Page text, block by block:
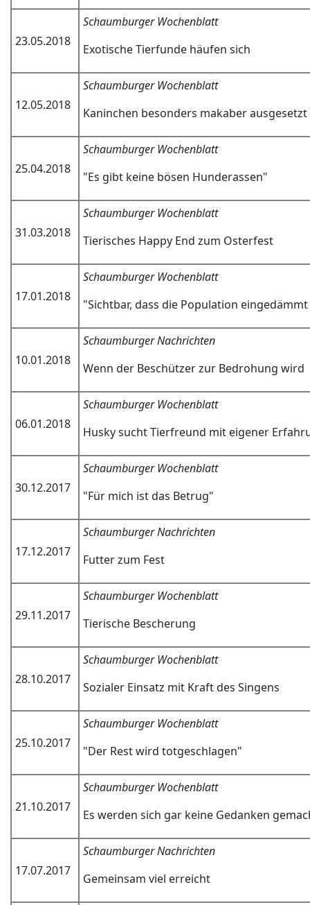
23.05.2018
Schaumburger Wochenblatt
Exotische Tierfunde häufen sich
12.05.2018
Schaumburger Wochenblatt
Kaninchen besonders makaber ausgesetzt
25.04.2018
Schaumburger Wochenblatt
"Es gibt keine bösen Hunderassen"
31.03.2018
Schaumburger Wochenblatt
Tierisches Happy End zum Osterfest
17.01.2018
Schaumburger Wochenblatt
"Sichtbar, dass die Population
10.01.2018
Schaumburger Nachrichten
Wenn der Beschützer zur Bedrohung wird
06.01.2018
Schaumburger Wochenblatt
Husky sucht Tierfreund mit eigener
30.12.2017
Schaumburger Wochenblatt
"Für mich ist das Betrug"
17.12.2017
Schaumburger Nachrichten
Futter zum Fest
29.11.2017
Schaumburger Wochenblatt
Tierische Bescherung
28.10.2017
Schaumburger Wochenblatt
Sozialer Einsatz mit Kraft des Singens
25.10.2017
Schaumburger Wochenblatt
"Der Rest wird totgeschlagen"
21.10.2017
Schaumburger Wochenblatt
Es werden sich gar keine Gedanken
17.07.2017
Schaumburger Nachrichten
Gemeinsam viel erreicht